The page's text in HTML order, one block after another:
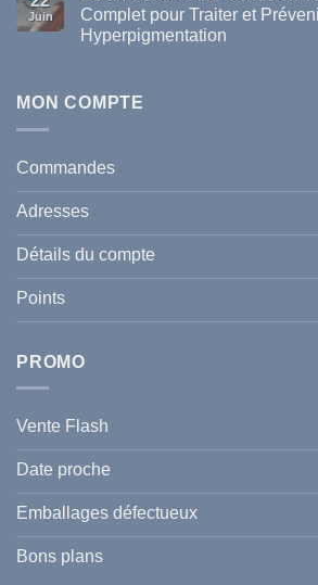
Tunisie
La
vague
de
comment
et
celle
de
votre
famille
durant
l’été
2026
?
Juin
Complet pour Traiter et
Hyperpigmentation
Écran
Tunisie
Guide
Traiter
Prévenir
MON COMPTE
Commandes
Adresses
Détails du compte
Points
PROMO
Vente Flash
Date proche
Emballages défectueux
Bons plans